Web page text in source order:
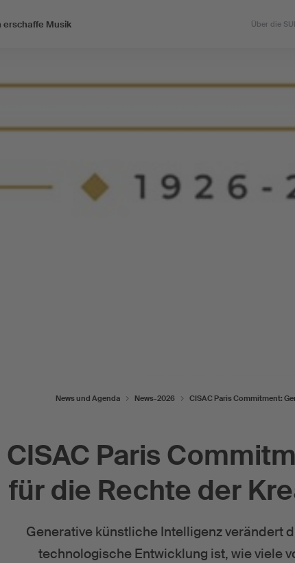
erschaffe Musik Über die
CISAC Paris
für die Rechte der
Generative künstliche Intelligenz verändert
technologische Entwicklung ist, wie viele
News und Agenda News-2026 CISAC Paris Commitment: